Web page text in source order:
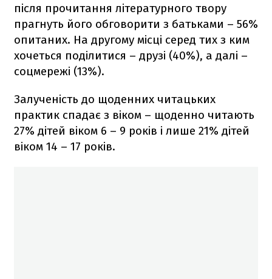
після прочитання літературного твору
прагнуть його обговорити з батьками – 56%
опитаних. На другому місці серед тих з ким
хочеться поділитися – друзі (40%), а далі –
соцмережі (13%).
Залученість до щоденних читацьких
практик спадає з віком – щоденно читають
27% дітей віком 6 – 9 років і лише 21% дітей
віком 14 – 17 років.